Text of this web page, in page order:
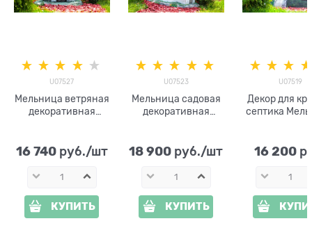
U07527
Мельница ветряная
декоративная
стеклопластик и
дерево
16 740 руб./шт
КУПИТЬ
U07523
Мельница садовая
декоративная
18 900 руб./шт
КУПИТЬ
U07519
Декор для
септика
ширина
16 200